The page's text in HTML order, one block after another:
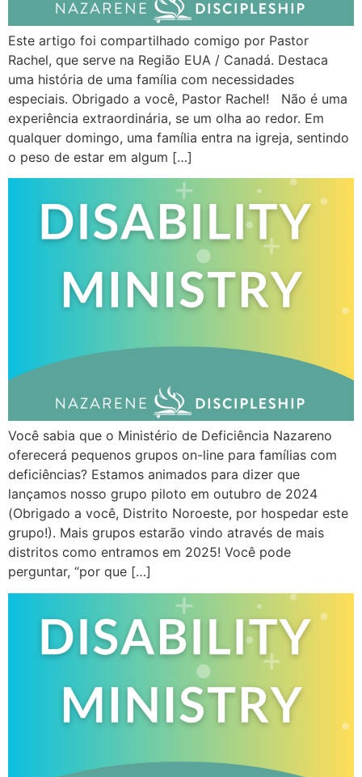
Este artigo foi compartilhado comigo por Pastor
Rachel, que serve na Região EUA / Canadá. Destaca
uma história de uma família com necessidades
especiais. Obrigado a você, Pastor Rachel! Não é uma
experiência extraordinária, se um olha ao redor. Em
qualquer domingo, uma família entra na igreja, sentindo
o peso de estar em algum […]
Você sabia que o Ministério de Deficiência Nazareno
oferecerá pequenos grupos on-line para famílias com
deficiências? Estamos animados para dizer que
lançamos nosso grupo piloto em outubro de 2024
(Obrigado a você, Distrito Noroeste, por hospedar este
grupo!). Mais grupos estarão vindo através de mais
distritos como entramos em 2025! Você pode
perguntar, “por que […]